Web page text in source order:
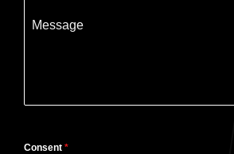
Message
Consent *